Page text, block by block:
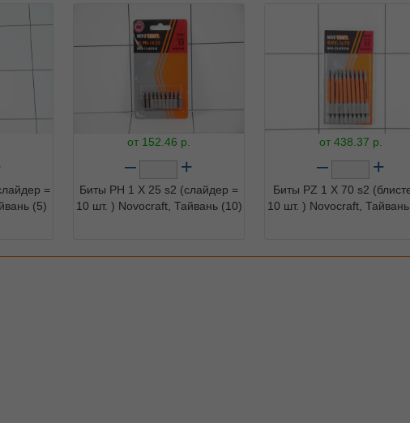
=
(5)
от 152.46 р.
– +
Биты PH 1 X 25 s2 (cлайдер =
10 шт. ) Novocraft, Тайвань (10)
от 438.37 р.
– +
Биты PZ 1 X 70 s2
10 шт. ) Novocraft,